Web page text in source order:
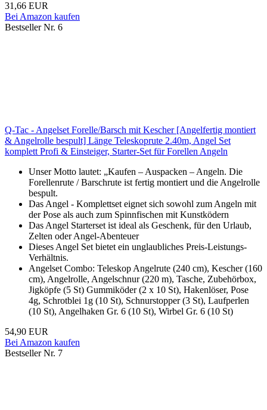
31,66 EUR
Bei Amazon kaufen
Bestseller Nr. 6
Q-Tac - Angelset Forelle/Barsch mit Kescher [Angelfertig montiert
& Angelrolle bespult] Länge Teleskoprute 2.40m, Angel Set
komplett Profi & Einsteiger, Starter-Set für Forellen Angeln
Unser Motto lautet: „Kaufen – Auspacken – Angeln. Die
Forellenrute / Barschrute ist fertig montiert und die Angelrolle
bespult.
Das Angel - Komplettset eignet sich sowohl zum Angeln mit
der Pose als auch zum Spinnfischen mit Kunstködern
Das Angel Starterset ist ideal als Geschenk, für den Urlaub,
Zelten oder Angel-Abenteuer
Dieses Angel Set bietet ein unglaubliches Preis-Leistungs-
Verhältnis.
Angelset Combo: Teleskop Angelrute (240 cm), Kescher (160
cm), Angelrolle, Angelschnur (220 m), Tasche, Zubehörbox,
Jigköpfe (5 St) Gummiköder (2 x 10 St), Hakenlöser, Pose
4g, Schrotblei 1g (10 St), Schnurstopper (3 St), Laufperlen
(10 St), Angelhaken Gr. 6 (10 St), Wirbel Gr. 6 (10 St)
54,90 EUR
Bei Amazon kaufen
Bestseller Nr. 7